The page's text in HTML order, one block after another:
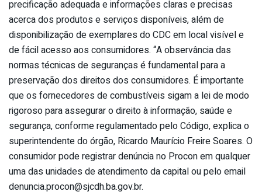
precificação adequada e informações claras e precisas
acerca dos produtos e serviços disponíveis, além de
disponibilização de exemplares do CDC em local visível e
de fácil acesso aos consumidores. “A observância das
normas técnicas de seguranças é fundamental para a
preservação dos direitos dos consumidores. É importante
que os fornecedores de combustíveis sigam a lei de modo
rigoroso para assegurar o direito à informação, saúde e
segurança, conforme regulamentado pelo Código, explica o
superintendente do órgão, Ricardo Maurício Freire Soares. O
consumidor pode registrar denúncia no Procon em qualquer
uma das unidades de atendimento da capital ou pelo email
denuncia.procon@sjcdh.ba.gov.br.